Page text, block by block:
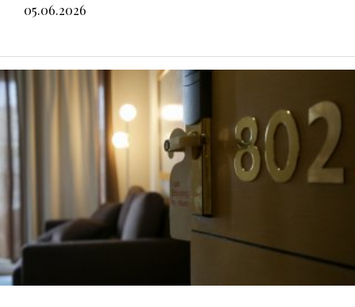
05.06.2026